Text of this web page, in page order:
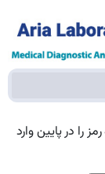
در پایین وارد